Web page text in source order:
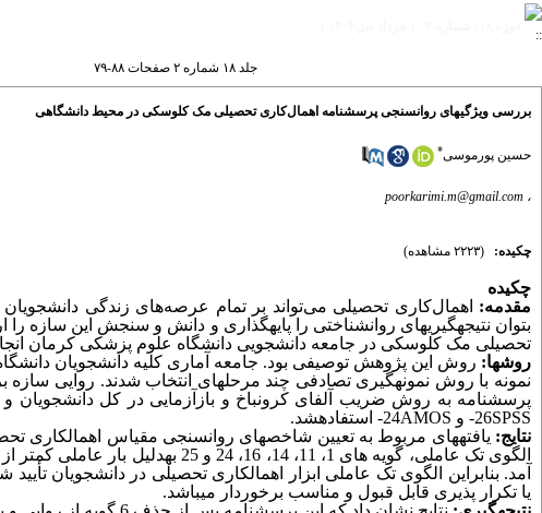
جلد ۱۸ شماره ۲ صفحات ۸۸-۷۹
بررسی ویژگیهای روانسنجی پرسشنامه اهمال‌کاری تحصیلی مک کلوسکی در محیط دانشگاهی
حسین پورموسی*
، poorkarimi.m@gmail.com
چکیده: (۲۲۲۳ مشاهده)
چکیده
مقدمه: اهمال‌کاری تحصیلی می‌تواند بر تمام عرصه‌های زندگی
بتوان نتیجه­گیری­های روانشناختی را پایه­گذاری و دانش و سنجش این سازه را
تحصیلی مک کلوسکی در جامعه دانشجویی دانشگاه علوم پزشکی کرمان
روش­ها:
نمونه با روش نمونه­گیری تصادفی چند مرحله­ای انتخاب شدند. روایی سازه
پرسشنامه به روش ضریب آلفای کرونباخ و بازآزمایی در کل دانشجویان
SPSS
-26 و AMOS
-24 استفاده­شد.
نتایج: یافته­های مربوط به تعیین شاخص­های روانسنجی مقیاس اهمال­کاری
آمد. بنابراین الگوی تک عاملی ابزار اهمال­کاری تحصیلی در دانشجویان تأیید
یا تکرار پذیری قابل قبول و مناسب برخوردار می­باشد.